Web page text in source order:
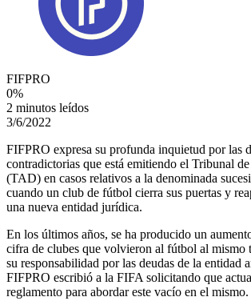
FIFPRO
0%
2 minutos leídos
3/6/2022
FIFPRO expresa su profunda inquietud por las
contradictorias que está emitiendo el Tribunal
(TAD) en casos relativos a la denominada
cuando un club de fútbol cierra sus puertas y
una nueva entidad jurídica.
En los últimos años, se ha producido un
cifra de clubes que volvieron al fútbol al mismo
su responsabilidad por las deudas de la entidad
FIFPRO escribió a la FIFA solicitando que
reglamento para abordar este vacío en el mismo.